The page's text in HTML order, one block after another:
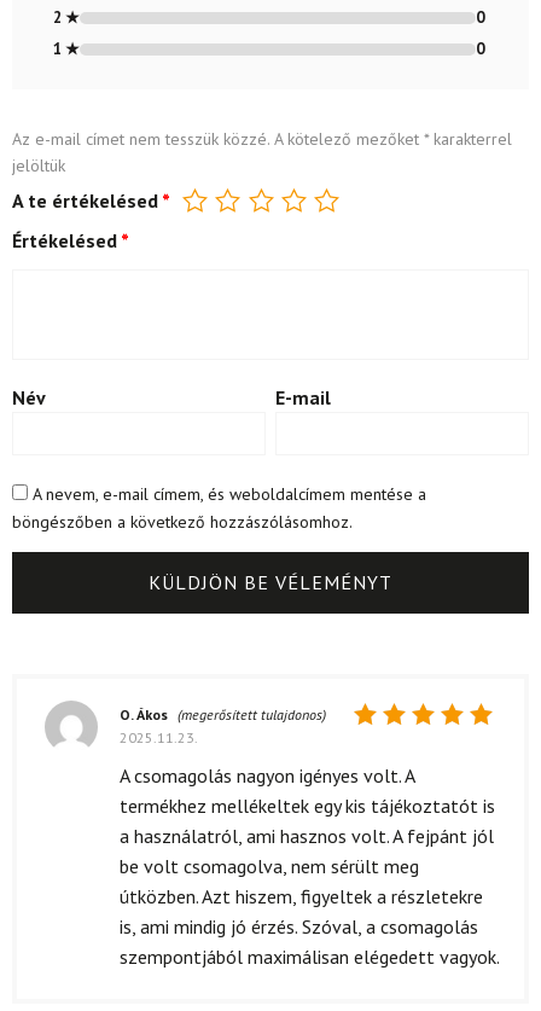
2 ★
0
1 ★
0
Az e-mail címet nem tesszük közzé. A kötelező mezőket *karakterrel
jelöltük
A te értékelésed *
Értékelésed *
Név E-mail
A nevem, e-mail címem, és weboldalcímem mentése a
böngészőben a következő hozzászólásomhoz.
5 / 5
O. Ákos (megerősített tulajdonos)
2025.11.23.
A csomagolás nagyon igényes volt. A
termékhez mellékeltek egy kis tájékoztatót is
a használatról, ami hasznos volt. A fejpánt jól
be volt csomagolva, nem sérült meg
útközben. Azt hiszem, figyeltek a részletekre
is, ami mindig jó érzés. Szóval, a csomagolás
szempontjából maximálisan elégedett vagyok.